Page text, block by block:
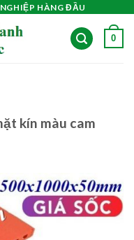
HÀNG ĐẦU
0
kín màu cam